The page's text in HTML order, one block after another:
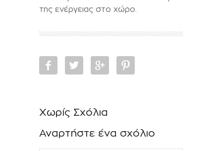
της ενέργειας στο χώρο.
Χωρίς Σχόλια
Αναρτήστε ένα σχόλιο